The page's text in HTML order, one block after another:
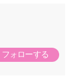
フォローする